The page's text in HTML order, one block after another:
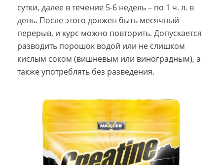
сутки, далее в течение 5-6 недель – по 1 ч. л. в
день. После этого должен быть месячный
перерыв, и курс можно повторить. Допускается
разводить порошок водой или не слишком
кислым соком (вишневым или виноградным), а
также употреблять без разведения.